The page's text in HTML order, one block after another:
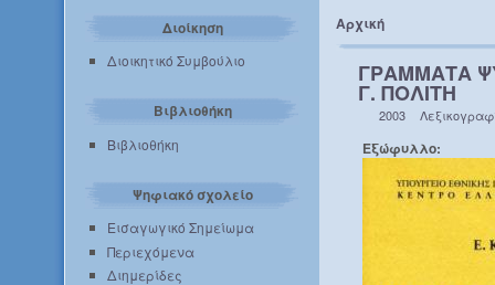
Διοίκηση
Διοικητικό Συμβούλιο
Βιβλιοθήκη
Βιβλιοθήκη
Ψηφιακό σχολείο
Εισαγωγικό Σημείωμα
Περιεχόμενα
Διημερίδες
Αρχική
ΓΡΑΜΜΑΤΑ
Γ. ΠΟΛΙΤΗ
2003
Εξώφυλλο: